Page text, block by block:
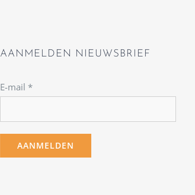
AANMELDEN NIEUWSBRIEF
E-mail *